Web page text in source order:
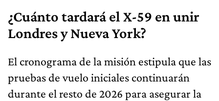
¿Cuánto tardará el X-59 en unir
Londres y Nueva York?
El cronograma de la misión estipula que las
pruebas de vuelo iniciales continuarán
durante el resto de 2026 para asegurar la